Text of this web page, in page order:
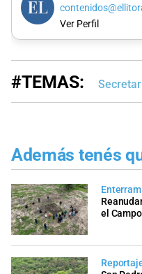
Ver Perfil
#TEMAS:
Además tenés
el